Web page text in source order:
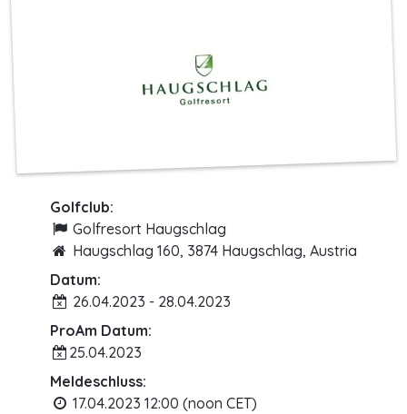
Golfclub:
Golfresort Haugschlag
Haugschlag 160, 3874 Haugschlag, Austria
Datum:
26.04.2023 - 28.04.2023
ProAm Datum:
25.04.2023
Meldeschluss:
17.04.2023 12:00 (noon CET)